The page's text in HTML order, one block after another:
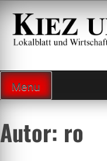
Zum
Inhalt
springen
Menu
Autor: ro